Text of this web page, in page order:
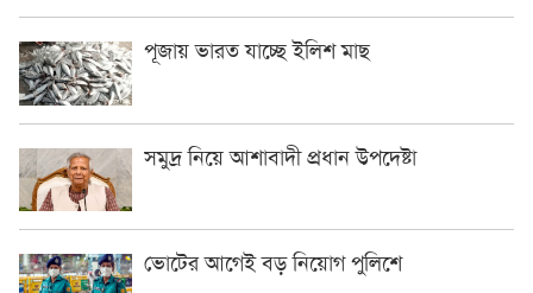
পূজায় ভারত যাচ্ছে ইলিশ মাছ
সমুদ্র নিয়ে আশাবাদী প্রধান উপদেষ্টা
ভোটের আগেই বড় নিয়োগ পুলিশে